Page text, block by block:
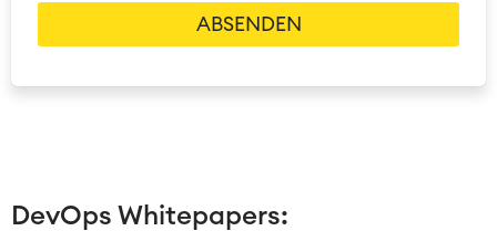
DevOps Whitepapers: